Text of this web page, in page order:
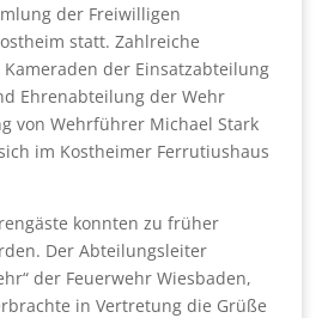
der Freiwilligen
statt. Zahlreiche
der Einsatzabteilung
Ehrenabteilung der Wehr
von Wehrführer Michael Stark
im Kostheimer Ferrutiushaus
konnten zu früher
Der Abteilungsleiter
der Feuerwehr Wiesbaden,
in Vertretung die Grüße